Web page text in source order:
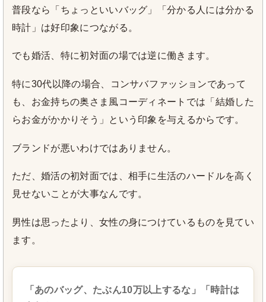
普段なら「ちょっといいバッグ」「分かる人には分かる
時計」は好印象につながる。
でも婚活、特に初対面の場では逆に働きます。
特に30代以降の場合、コンサバファッションであって
も、お金持ちの奥さま風コーディネートでは「結婚した
らお金がかかりそう」という印象を与えるからです。
ブランドが悪いわけではありません。
ただ、婚活の初対面では、相手に生活のハードルを高く
見せないことが大事なんです。
男性は思ったより、女性の身につけているものを見てい
ます。
「あのバッグ、たぶん10万以上するな」「時計は